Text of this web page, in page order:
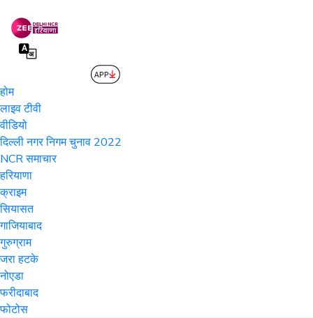
होम
लाइव टीवी
वीडियो
दिल्ली नगर निगम चुनाव 2022
NCR समाचार
हरियाणा
क्राइम
सियासत
गाजियाबाद
गुरुग्राम
जरा हटके
नोएडा
फरीदाबाद
फोटोस